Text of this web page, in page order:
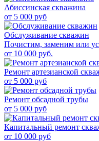
Абиссинская скважина
от 5 000 руб
Обслуживание скважин
Почистим, заменим или
от 10 000 руб.
Ремонт артезианской
от 5 000 руб
Ремонт обсадной трубы
от 5 000 руб
Капитальный ремонт
от 10 000 руб